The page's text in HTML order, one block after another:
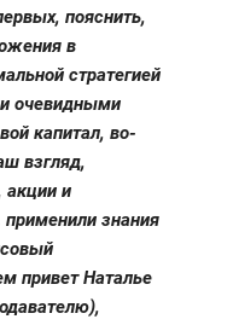
пояснить,
в
стратегией
очевидными
капитал, во-
взгляд,
акции и
применили знания
привет Наталье